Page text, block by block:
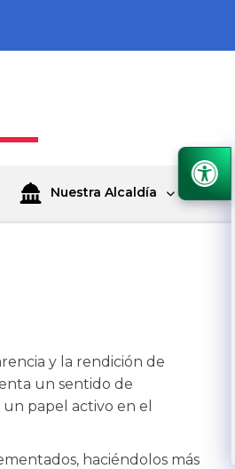
Nuestra Alcaldía
y la rendición de
un sentido de
papel activo en el
haciéndolos más